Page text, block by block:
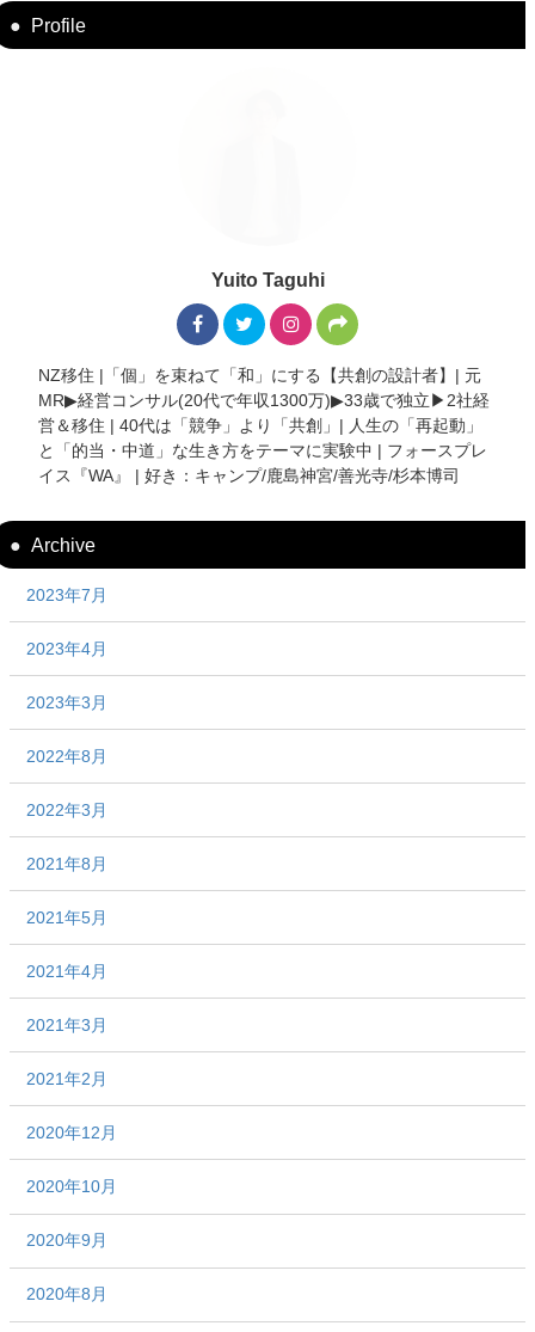
Profile
Yuito Taguhi
NZ移住 |「個」を束ねて「和」にする【共創の設計者】| 元
MR▶︎経営コンサル(20代で年収1300万)▶︎33歳で独立▶︎2社経
営＆移住 | 40代は「競争」より「共創」| 人生の「再起動」
と「的当・中道」な生き方をテーマに実験中 | フォースプレ
イス『WA』 | 好き：キャンプ/鹿島神宮/善光寺/杉本博司
Archive
2023年7月
2023年4月
2023年3月
2022年8月
2022年3月
2021年8月
2021年5月
2021年4月
2021年3月
2021年2月
2020年12月
2020年10月
2020年9月
2020年8月